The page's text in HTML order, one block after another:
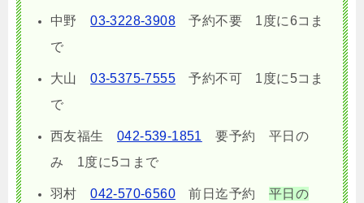
中野03-3228-3908 予約不要 1度に6コま
で
大山03-5375-7555 予約不可 1度に5コま
で
西友福生 042-539-1851
要予約 平日の
み 1度に5コまで
羽村042-570-6560 前日迄予約 平日の